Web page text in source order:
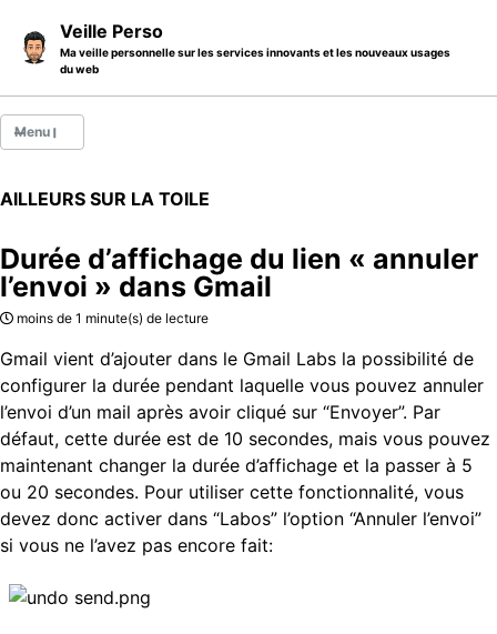
Veille Perso
Ma veille personnelle sur les services innovants et les nouveaux usages
du web
Menu
Catégories
A propos
AILLEURS SUR LA TOILE
Durée d’affichage du lien « annuler
l’envoi » dans Gmail
moins de 1 minute(s) de lecture
Gmail vient d’ajouter dans le Gmail Labs la possibilité de
configurer la durée pendant laquelle vous pouvez annuler
l’envoi d’un mail après avoir cliqué sur “Envoyer”. Par
défaut, cette durée est de 10 secondes, mais vous pouvez
maintenant changer la durée d’affichage et la passer à 5
ou 20 secondes. Pour utiliser cette fonctionnalité, vous
devez donc activer dans “Labos” l’option “Annuler l’envoi”
si vous ne l’avez pas encore fait: